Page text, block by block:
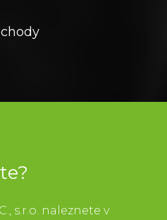
s.r.o. naleznete v